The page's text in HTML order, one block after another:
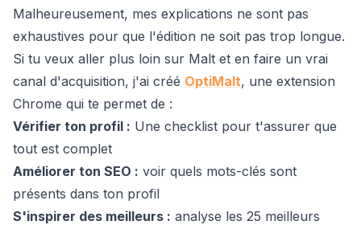
Malheureusement, mes explications ne sont pas
exhaustives pour que l'édition ne soit pas trop longue.
Si tu veux aller plus loin sur Malt et en faire un vrai
canal d'acquisition, j'ai créé OptiMalt, une extension
Chrome qui te permet de :
Vérifier ton profil : Une checklist pour t'assurer que
tout est complet
Améliorer ton SEO : voir quels mots-clés sont
présents dans ton profil
S'inspirer des meilleurs : analyse les 25 meilleurs